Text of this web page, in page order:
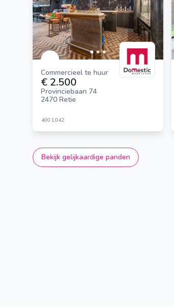
Commercieel te huur
€ 2.500
Provinciebaan 74
2470 Retie
400 1.042
Bekijk gelijkaardige panden